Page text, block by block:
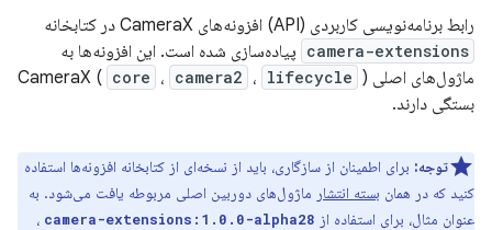
رابط برنامه‌نویسی کاربردی (API) افزونه‌های CameraX در کتابخانه
camera-extensions پیاده‌سازی شده است. این افزونه‌ها به
ماژول‌های اصلی CameraX (
core ، camera2 ، lifecycle )
بستگی دارند.
توجه: برای اطمینان از سازگاری، باید از نسخه‌ای از کتابخانه افزونه‌ها استفاده
کنید که در همان بسته انتشار ماژول‌های دوربین اصلی مربوطه یافت می‌شود. به
عنوان مثال، برای استفاده از camera-extensions:1.0.0-alpha28 ،